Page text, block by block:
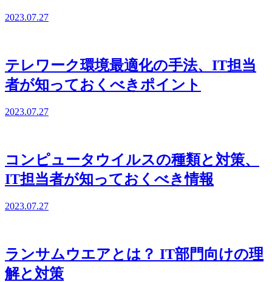
2023.07.27
テレワーク環境最適化の手法、IT担当
者が知っておくべきポイント
2023.07.27
コンピュータウイルスの種類と対策、
IT担当者が知っておくべき情報
2023.07.27
ランサムウエアとは？ IT部門向けの理
解と対策